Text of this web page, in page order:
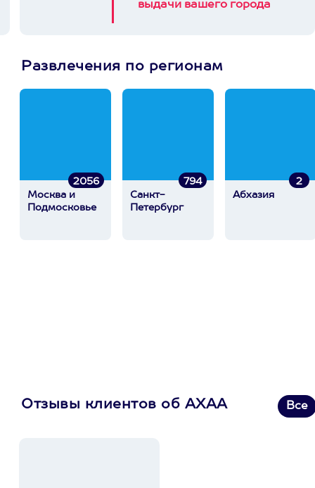
выдачи вашего города
Развлечения по регионам
2056
Москва и
Подмосковье
794
Санкт-
Петербург
2
Абхазия
Отзывы клиентов об АХАА Все